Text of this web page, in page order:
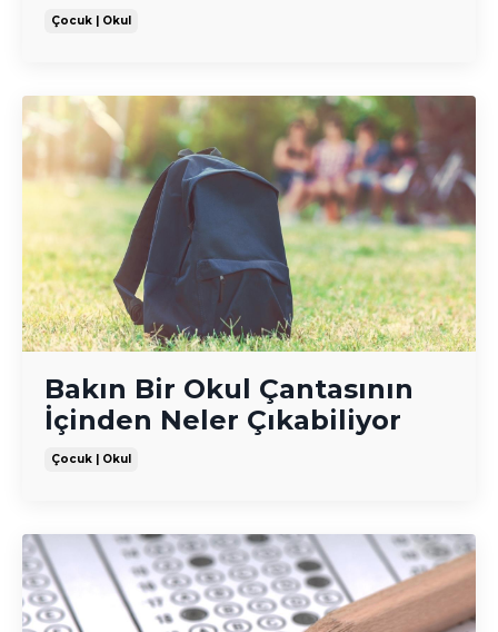
Çocuk | Okul
Bakın Bir Okul Çantasının
İçinden Neler Çıkabiliyor
Çocuk | Okul